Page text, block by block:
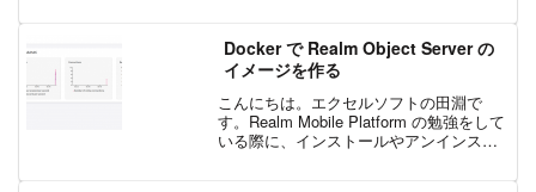
Docker で Realm Object Server の
イメージを作る
こんにちは。エクセルソフトの田淵で
す。Realm Mobile Platform の勉強をして
いる際に、インストールやアンインスト